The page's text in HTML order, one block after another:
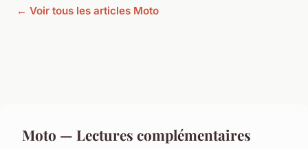
← Voir tous les articles Moto
Moto — Lectures complémentaires